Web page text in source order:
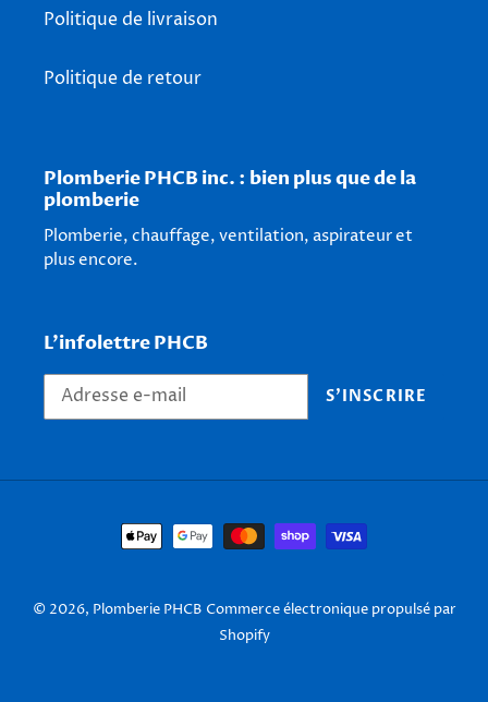
Politique de livraison
Politique de retour
Plomberie PHCB inc. : bien plus que de la
plomberie
Plomberie, chauffage, ventilation, aspirateur et
plus encore.
L'infolettre PHCB
S'INSCRIRE
Moyens
de
© 2026, Plomberie PHCB Commerce électronique propulsé par
Shopify